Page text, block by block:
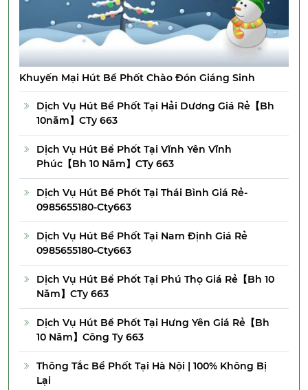
Khuyến Mại Hút Bể Phốt Chào Đón Giáng Sinh
Dịch Vụ Hút Bể Phốt Tại Hải Dương Giá Rẻ【Bh
10năm】CTy 663
Dịch Vụ Hút Bể Phốt Tại Vĩnh Yên Vĩnh
Phúc【Bh 10 Năm】CTy 663
Dịch Vụ Hút Bể Phốt Tại Thái Bình Giá Rẻ-
0985655180-Cty663
Dịch Vụ Hút Bể Phốt Tại Nam Định Giá Rẻ
0985655180-Cty663
Dịch Vụ Hút Bể Phốt Tại Phú Thọ Giá Rẻ【Bh 10
Năm】CTy 663
Dịch Vụ Hút Bể Phốt Tại Hưng Yên Giá Rẻ【Bh
10 Năm】Công Ty 663
Thông Tắc Bể Phốt Tại Hà Nội | 100% Không Bị
Lại